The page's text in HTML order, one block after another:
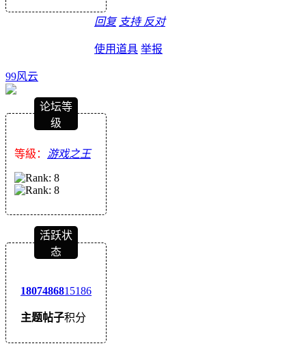
回复 支持 反对
使用道具 举报
99风云
论坛等
级
等級： 游戏之王
活跃状
态
1807
主题
4868
帖子
15186
积分